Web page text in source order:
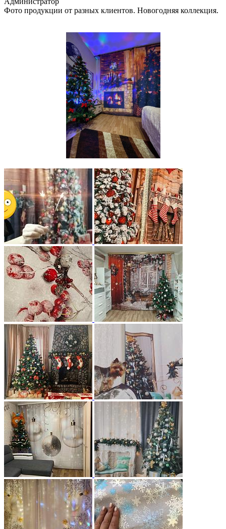
Фото продукции от разных клиентов. Новогодняя коллекция.